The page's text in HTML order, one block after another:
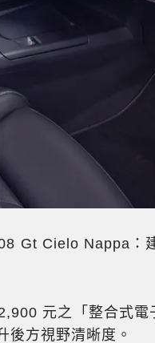
Gt Cielo Nappa：
元之「整合式電
後方視野清晰度。